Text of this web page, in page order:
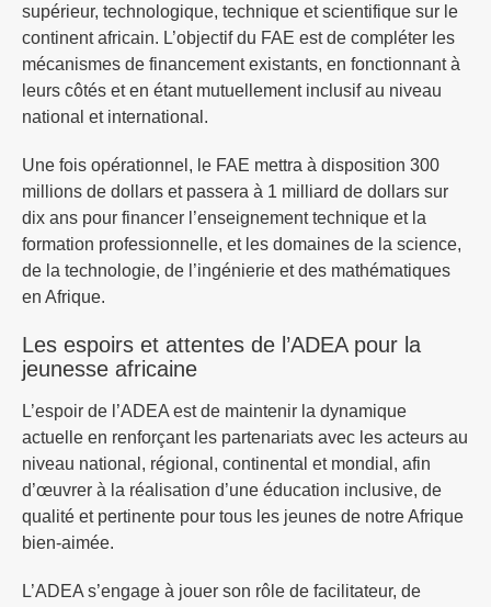
supérieur, technologique, technique et scientifique sur le
continent africain. L’objectif du FAE est de compléter les
mécanismes de financement existants, en fonctionnant à
leurs côtés et en étant mutuellement inclusif au niveau
national et international.
Une fois opérationnel, le FAE mettra à disposition 300
millions de dollars et passera à 1 milliard de dollars sur
dix ans pour financer l’enseignement technique et la
formation professionnelle, et les domaines de la science,
de la technologie, de l’ingénierie et des mathématiques
en Afrique.
Les espoirs et attentes de l’ADEA pour la
jeunesse africaine
L’espoir de l’ADEA est de maintenir la dynamique
actuelle en renforçant les partenariats avec les acteurs au
niveau national, régional, continental et mondial, afin
d’œuvrer à la réalisation d’une éducation inclusive, de
qualité et pertinente pour tous les jeunes de notre Afrique
bien-aimée.
L’ADEA s’engage à jouer son rôle de facilitateur, de